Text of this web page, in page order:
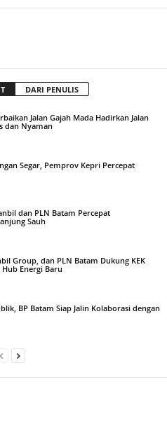
DARI PENULIS
Jalan Gajah Mada Hadirkan Jalan
dan Nyaman
Segar, Pemprov Kepri Percepat
dan PLN Batam Percepat
Sauh
Group, dan PLN Batam Dukung KEK
Hub Energi Baru
BP Batam Siap Jalin Kolaborasi dengan